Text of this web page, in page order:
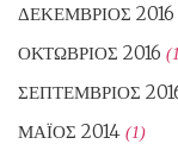
ΔΕΚΈΜΒΡΙΟΣ 2016
ΟΚΤΏΒΡΙΟΣ 2016
ΣΕΠΤΈΜΒΡΙΟΣ
ΜΆΙΟΣ 2014 (1)